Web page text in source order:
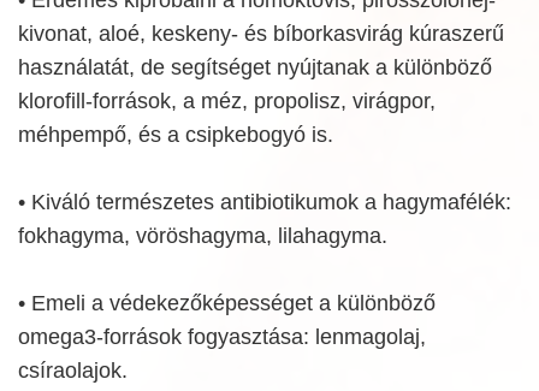
kivonat, aloé, keskeny- és bíborkasvirág kúraszerű
használatát, de segítséget nyújtanak a különböző
klorofill-források, a méz, propolisz, virágpor,
méhpempő, és a csipkebogyó is.
• Kiváló természetes antibiotikumok a hagymafélék:
fokhagyma, vöröshagyma, lilahagyma.
• Emeli a védekezőképességet a különböző
omega3-források fogyasztása: lenmagolaj,
csíraolajok.